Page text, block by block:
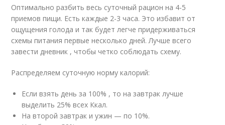
Оптимально разбить весь суточный рацион на 4-5
приемов пищи. Есть каждые 2-3 часа. Это избавит от
ощущения голода и так будет легче придерживаться
схемы питания первые несколько дней. Лучше всего
завести дневник , чтобы четко соблюдать схему.
Распределяем суточную норму калорий:
Если взять день за 100% , то на завтрак лучше
выделить 25% всех Ккал.
На второй завтрак и ужин — по 10%.